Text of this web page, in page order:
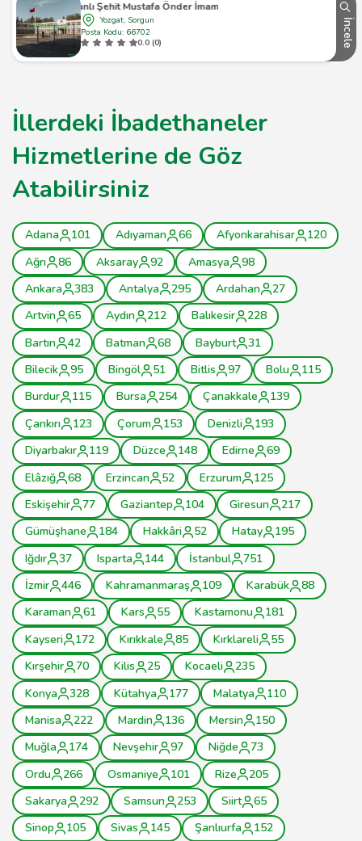
Gedikhasanlı Şehit Mustafa Önder İmam Hatip Ortaokulu
Yozgat, Sorgun
Posta Kodu: 66702
0.0 (0)
İncele
İllerdeki İbadethaneler
Hizmetlerine de Göz
Atabilirsiniz
Adana 101 Adıyaman 66 Afyonkarahisar
120
Ağrı
86 Aksaray 92 Amasya
98
Ankara
383 Antalya 295 Ardahan
27
Artvin
65 Aydın 212 Balıkesir
228
Bartın
42 Batman 68 Bayburt
31
Bilecik
95 Bingöl 51 Bitlis 97 Bolu
115
Burdur
115 Bursa 254 Çanakkale
139
Çankırı
123 Çorum 153 Denizli
193
Diyarbakır
119 Düzce 148 Edirne
69
Elâzığ
68 Erzincan 52 Erzurum
125
Eskişehir
77 Gaziantep 104 Giresun
217
Gümüşhane
184 Hakkâri 52 Hatay
195
Iğdır
37 Isparta 144 İstanbul
751
İzmir
446 Kahramanmaraş 109 Karabük
88
Karaman
61 Kars 55 Kastamonu
181
Kayseri
172 Kırıkkale 85 Kırklareli
55
Kırşehir
70 Kilis 25 Kocaeli
235
Konya
328 Kütahya 177 Malatya
110
Manisa
222 Mardin 136 Mersin
150
Muğla
174 Nevşehir 97 Niğde
73
Ordu
266 Osmaniye 101 Rize
205
Sakarya
292 Samsun 253 Siirt
65
Sinop
105 Sivas 145 Şanlıurfa
152